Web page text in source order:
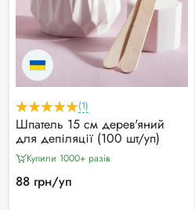
(1)
Шпатель 15 см дерев'яний
для депіляції (100 шт/уп)
Купили 1000+ разiв
88 грн/уп